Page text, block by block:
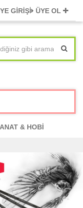
GİRİŞİ ÜYE OL
& HOBİ